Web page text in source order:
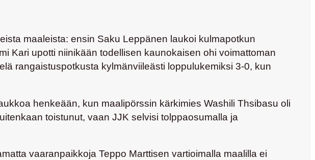
maaleista: ensin Saku Leppänen laukoi kulmapotkun
Kari upotti niinikään todellisen kaunokaisen ohi voimattoman
rangaistuspotkusta kylmänviileästi loppulukemiksi 3-0, kun
henkeään, kun maalipörssin kärkimies Washili Thsibasu oli
toistunut, vaan JJK selvisi tolppaosumalla ja
vaaranpaikkoja Teppo Marttisen vartioimalla maalilla ei